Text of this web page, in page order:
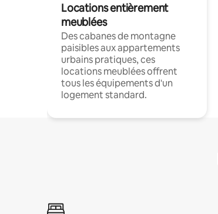
Locations entièrement
meublées
Des cabanes de montagne
paisibles aux appartements
urbains pratiques, ces
locations meublées offrent
tous les équipements d'un
logement standard.